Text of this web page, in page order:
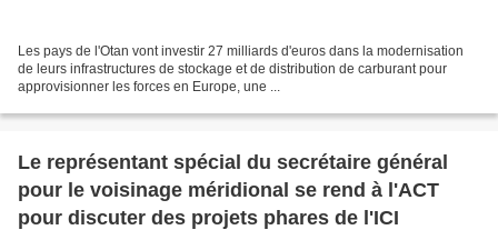
Les pays de l'Otan vont investir 27 milliards d'euros dans la modernisation
de leurs infrastructures de stockage et de distribution de carburant pour
approvisionner les forces en Europe, une ...
Le représentant spécial du secrétaire général
pour le voisinage méridional se rend à l'ACT
pour discuter des projets phares de l'ICI